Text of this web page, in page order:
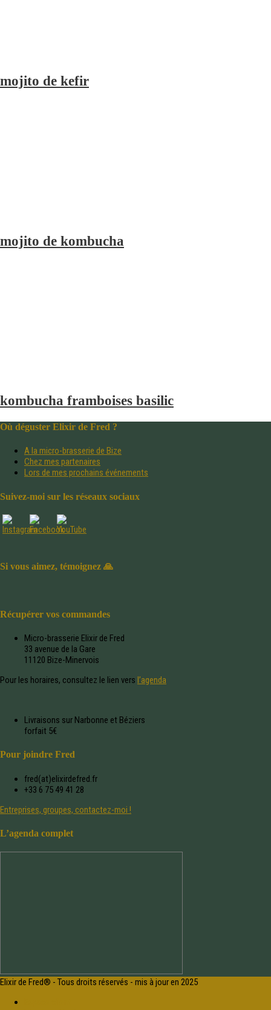
mojito de kefir
mojito de kombucha
kombucha framboises basilic
Où déguster Elixir de Fred ?
A la micro-brasserie de Bize
Chez mes partenaires
Lors de mes prochains événements
Suivez-moi sur les réseaux sociaux
Si vous aimez, témoignez 🙏
Récupérer vos commandes
Micro-brasserie Elixir de Fred
33 avenue de la Gare
11120 Bize-Minervois
Pour les horaires, consultez le lien vers l’agenda
Livraisons sur Narbonne et Béziers
forfait 5€
Pour joindre Fred
fred(at)elixirdefred.fr
+33 6 75 49 41 28
Entreprises, groupes, contactez-moi !
L’agenda complet
Elixir de Fred® - Tous droits réservés - mis à jour en 2025